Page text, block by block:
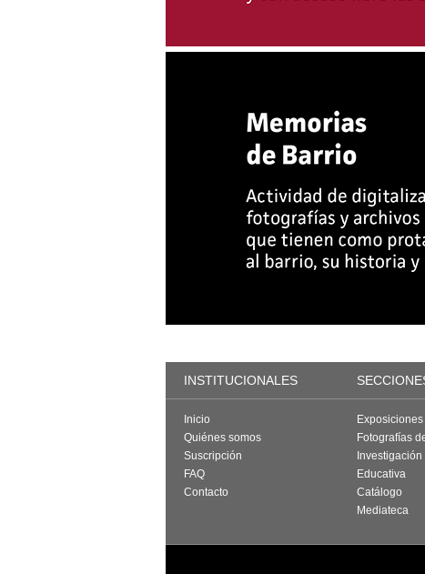
INSTITUCIONALES
Inicio
Quiénes somos
Suscripción
FAQ
Contacto
Exposiciones
Fotografías
Investigación
Educativa
Catálogo
Mediateca